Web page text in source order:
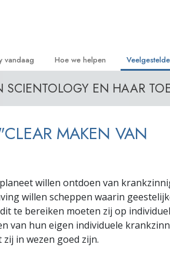
maken voor de
vandaag
– Kerkelijk Leider van
Hoe we helpen
De Weg naar een Gelukkig Leven
Criminon
De Feiten over Drugs
United for Human Rights
Citizens Commission on Human
De
EN HAAR
MAKEN VAN
willen ontdoen van
willen scheppen waarin
te bereiken moeten zij op
van hun eigen individuele
in wezen goed zijn.